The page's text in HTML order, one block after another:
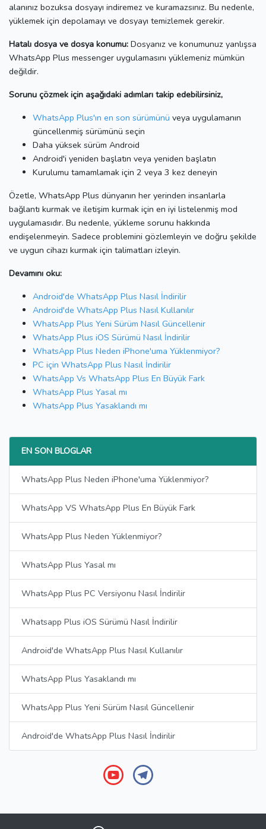
alanınız bozuksa dosyayı indiremez ve kuramazsınız. Bu nedenle,
yüklemek için depolamayı ve dosyayı temizlemek gerekir.
Hatalı dosya ve dosya konumu: Dosyanız ve konumunuz yanlışsa
WhatsApp Plus messenger uygulamasını yüklemeniz mümkün
değildir.
Sorunu çözmek için aşağıdaki adımları takip edebilirsiniz,
WhatsApp Plus'ın en son sürümünü veya uygulamanın
güncellenmiş sürümünü seçin
Daha yüksek sürüm Android
Android'i yeniden başlatın veya yeniden başlatın
Kurulumu tamamlamak için 2 veya 3 kez deneyin
Özetle, WhatsApp Plus dünyanın her yerinden insanlarla
bağlantı kurmak ve iletişim kurmak için en iyi listelenmiş mod
uygulamasıdır. Bu nedenle, yükleme sorunu hakkında
endişelenmeyin. Sadece problemini gözlemleyin ve doğru şekilde
ve uygun cihazı kurmak için talimatları izleyin.
Devamını oku:
Android'de WhatsApp Plus Nasıl İndirilir
Android'de WhatsApp Plus Nasıl Kullanılır
WhatsApp Plus Yeni Sürüm Nasıl Güncellenir
WhatsApp Plus iOS Sürümü Nasıl İndirilir
WhatsApp Plus Neden iPhone'uma Yüklenmiyor?
PC için WhatsApp Plus Nasıl İndirilir
WhatsApp Vs WhatsApp Plus En Büyük Fark
WhatsApp Plus Yasal mı
WhatsApp Plus Yasaklandı mı
EN SON BLOGLAR
WhatsApp Plus Neden iPhone'uma Yüklenmiyor?
WhatsApp VS WhatsApp Plus En Büyük Fark
WhatsApp Plus Neden Yüklenmiyor?
WhatsApp Plus Yasal mı
WhatsApp Plus PC Versiyonu Nasıl İndirilir
Whatsapp Plus iOS Sürümü Nasıl İndirilir
Android'de WhatsApp Plus Nasıl Kullanılır
WhatsApp Plus Yasaklandı mı
WhatsApp Plus Yeni Sürüm Nasıl Güncellenir
Android'de WhatsApp Plus Nasıl İndirilir